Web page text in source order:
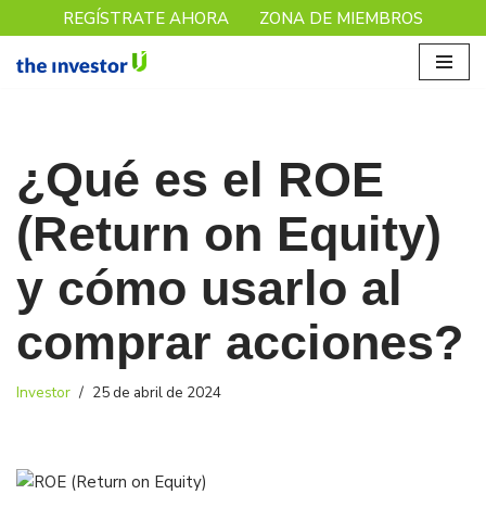
Saltar
REGÍSTRATE AHORA ZONA DE MIEMBROS
¿Qué es el ROE
(Return on Equity)
y cómo usarlo al
comprar acciones?
Investor 25 de abril de 2024